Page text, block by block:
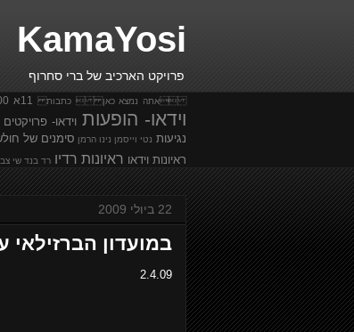
KamaYosi
פרויקט הארכיב של ברי סחרוף
אתה נמצא כאן  כתבות 11א
וידאו- הופעות וידאו- פרויקטים
נגיעות נטי וייסמן נינו הרמן סימנים של
ראיונות וידאו ראיונות רדיו רד בנד שי
22 ביולי 2009
במועדון
2.4.09